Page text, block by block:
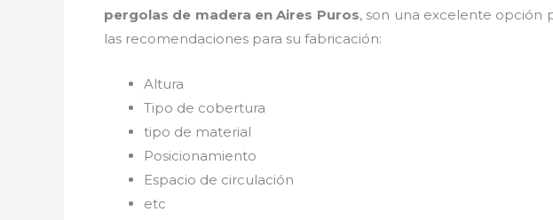
pergolas de madera en Aires Puros, son una excelente opción
las recomendaciones para su fabricación:
Altura
Tipo de cobertura
tipo de material
Posicionamiento
Espacio de circulación
etc